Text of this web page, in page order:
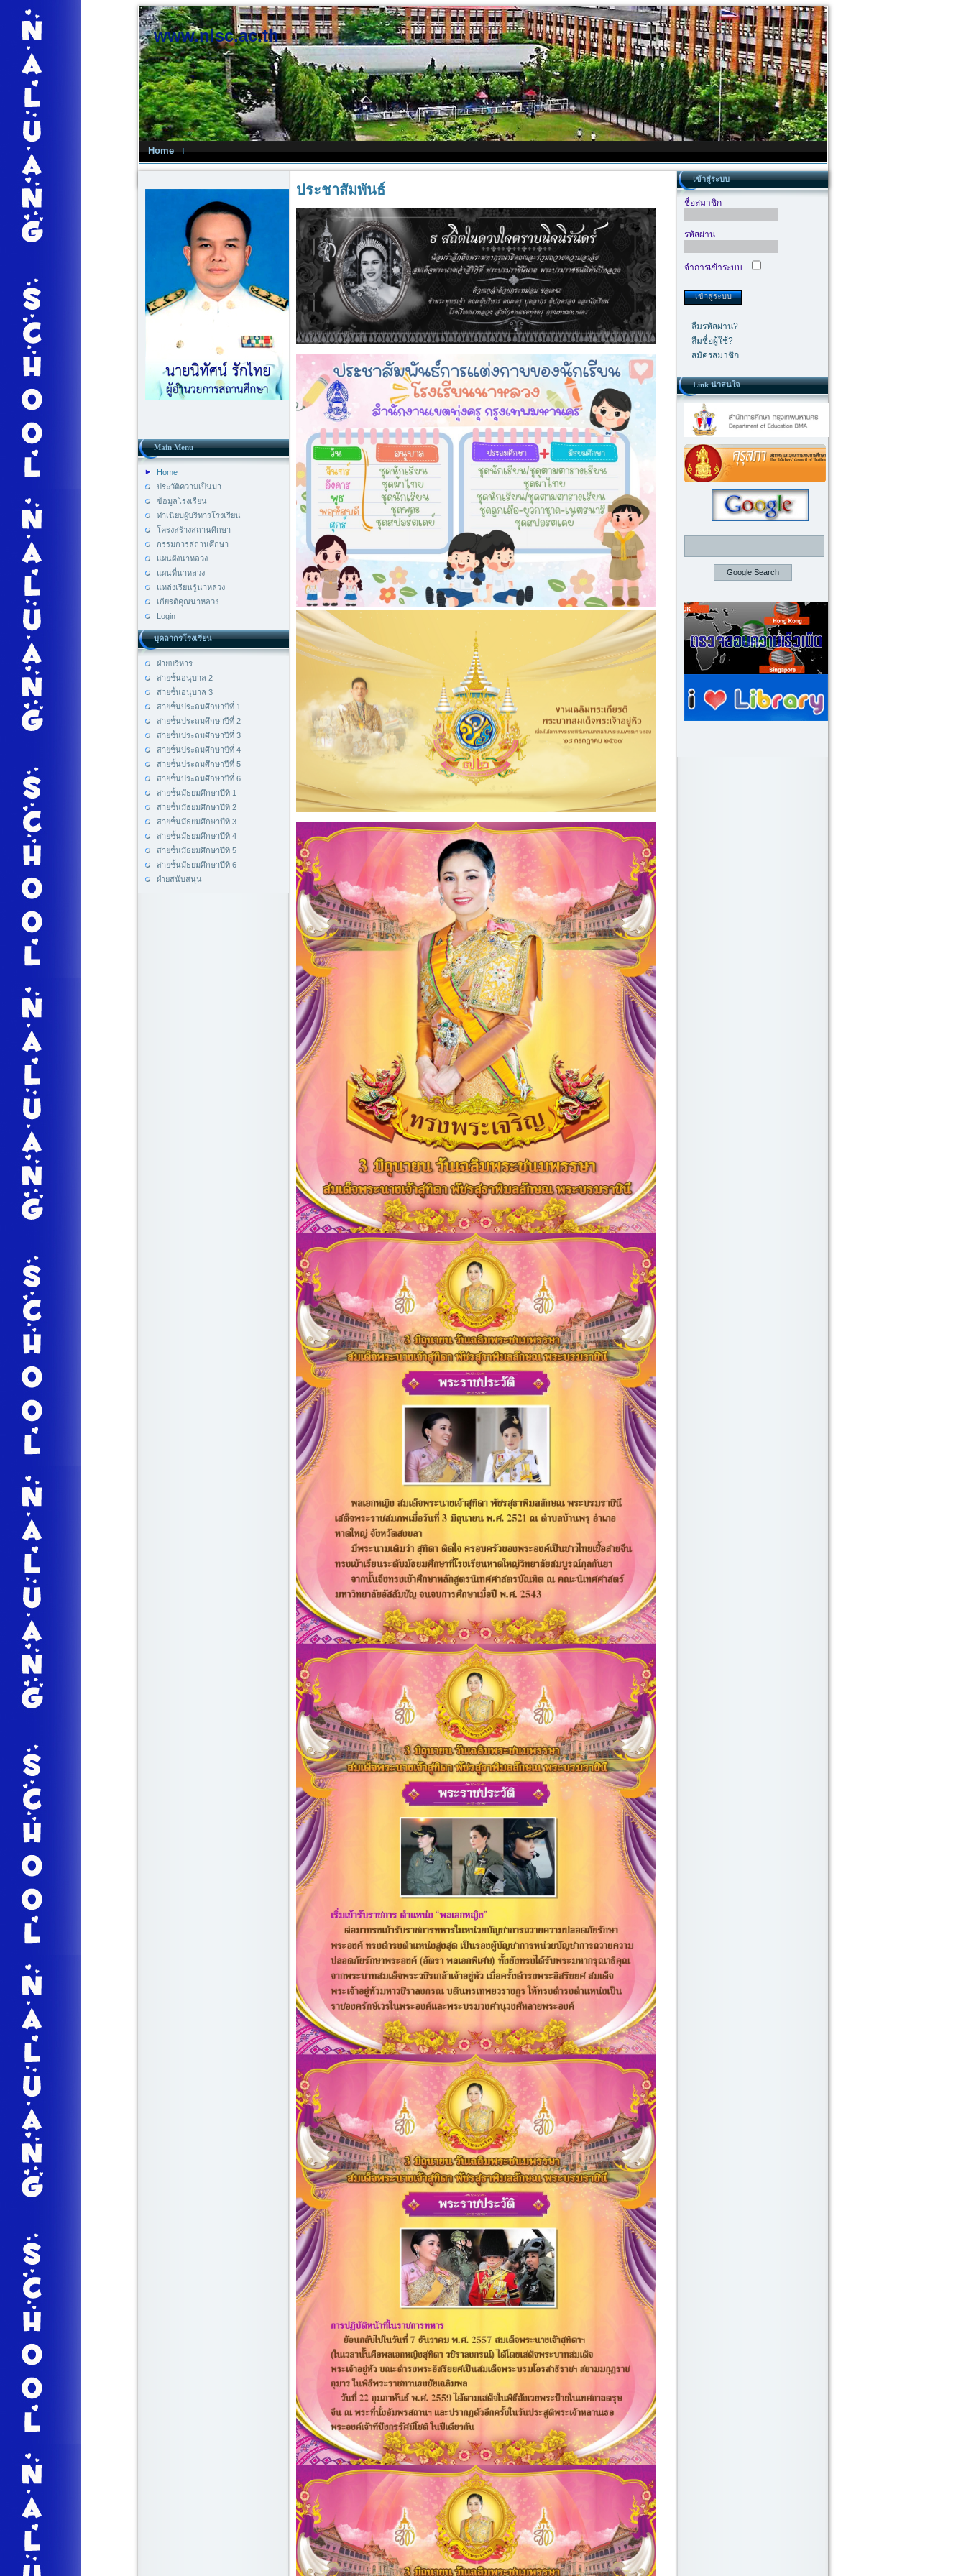
www.nlsc.ac.th
Home
Main Menu
Home
ประวัติความเป็นมา
ข้อมูลโรงเรียน
ทำเนียบผู้บริหารโรงเรียน
โครงสร้างสถานศึกษา
กรรมการสถานศึกษา
แผนผังนาหลวง
แผนที่นาหลวง
แหล่งเรียนรู้นาหลวง
เกียรติคุณนาหลวง
Login
บุคลากรโรงเรียน
ฝ่ายบริหาร
สายชั้นอนุบาล 2
สายชั้นอนุบาล 3
สายชั้นประถมศึกษาปีที่ 1
สายชั้นประถมศึกษาปีที่ 2
สายชั้นประถมศึกษาปีที่ 3
สายชั้นประถมศึกษาปีที่ 4
สายชั้นประถมศึกษาปีที่ 5
สายชั้นประถมศึกษาปีที่ 6
สายชั้นมัธยมศึกษาปีที่ 1
สายชั้นมัธยมศึกษาปีที่ 2
สายชั้นมัธยมศึกษาปีที่ 3
สายชั้นมัธยมศึกษาปีที่ 4
สายชั้นมัธยมศึกษาปีที่ 5
สายชั้นมัธยมศึกษาปีที่ 6
ฝ่ายสนับสนุน
ประชาสัมพันธ์
เข้าสู่ระบบ
ชื่อสมาชิก
รหัสผ่าน
จำการเข้าระบบ
ลืมรหัสผ่าน?
ลืมชื่อผู้ใช้?
สมัครสมาชิก
Link น่าสนใจ